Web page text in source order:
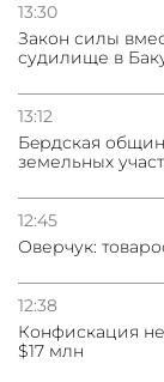
13:30
Закон силы
судилище в
13:12
Бeрдская
земельных
12:45
Оверчук:
12:38
Конфискация
$17 млн